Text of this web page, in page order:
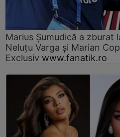
Marius Şumudică a zburat
Neluţu Varga şi Marian
Exclusiv www.fanatik.ro